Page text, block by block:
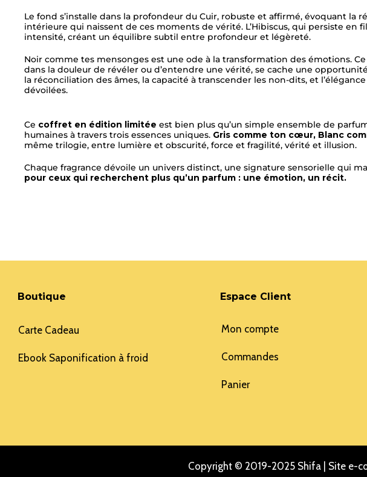
Le fond s’installe dans la profondeur du Cuir, robuste et affirmé, évoquant la
intérieure qui naissent de ces moments de vérité. L’Hibiscus, qui persiste en
intensité, créant un équilibre subtil entre profondeur et légèreté.
Noir comme tes mensonges est une ode à la transformation des émotions.
dans la douleur de révéler ou d’entendre une vérité, se cache une
la réconciliation des âmes, la capacité à transcender les non-dits, et
dévoilées.
Ce coffret en édition limitée est bien plus qu’un simple ensemble de
humaines à travers trois essences uniques. Gris comme ton cœur, Blanc
même trilogie, entre lumière et obscurité, force et fragilité, vérité et illusion.
Chaque fragrance dévoile un univers distinct, une signature sensorielle qui
pour ceux qui recherchent plus qu’un parfum : une émotion, un récit.
Boutique
Carte Cadeau
Ebook Saponification à froid
Espace Client
Mon compte
Commandes
Panier
Copyright © 2019-2025 Shifa | Site e-